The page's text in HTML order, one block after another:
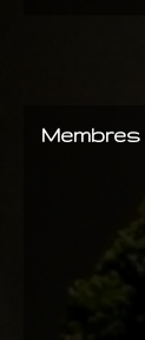
Membres